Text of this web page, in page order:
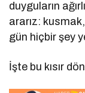
duyguların
ararız:
gün hiçbir şey
İşte bu kısır